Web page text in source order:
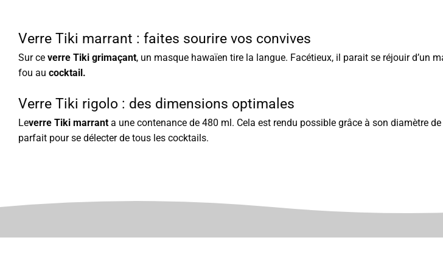
Verre Tiki marrant : faites sourire vos convives
Sur ce verre Tiki grimaçant, un masque hawaïen tire la langue. Facétieux, il parait se réjouir d’un
fou au cocktail.
Verre Tiki rigolo : des dimensions optimales
Leverre Tiki marrant a une contenance de 480 ml. Cela est rendu possible grâce à son diamètre
parfait pour se délecter de tous les cocktails.